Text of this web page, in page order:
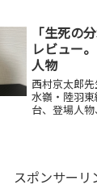
「生死の
レビュー
人物
西村京太郎
水嶺・陸羽
台、登場人
スポンサーリ